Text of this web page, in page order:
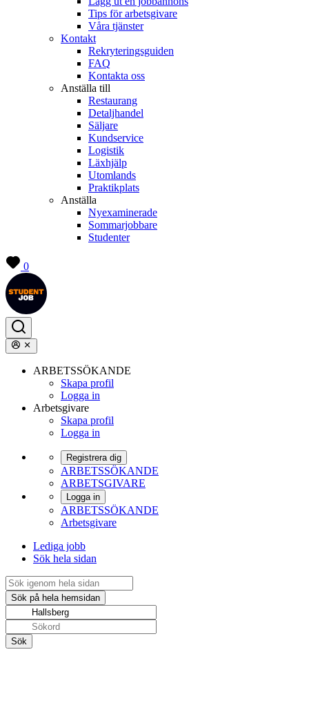
Tips för arbetsgivare
Våra tjänster
Kontakt
Rekryteringsguiden
FAQ
Kontakta oss
Anställa till
Restaurang
Detaljhandel
Säljare
Kundservice
Logistik
Läxhjälp
Utomlands
Praktikplats
Anställa
Nyexaminerade
Sommarjobbare
Studenter
0
ARBETSSÖKANDE
Skapa profil
Logga in
Arbetsgivare
Skapa profil
Logga in
Registrera dig
ARBETSSÖKANDE
ARBETSGIVARE
Logga in
ARBETSSÖKANDE
Arbetsgivare
Lediga jobb
Sök hela sidan